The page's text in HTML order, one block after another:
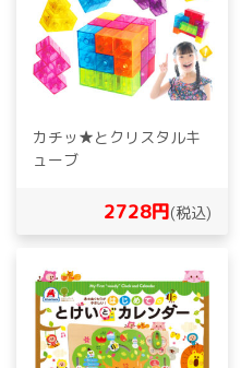
カチッ★とクリスタルキ
ューブ
2728円(税込)